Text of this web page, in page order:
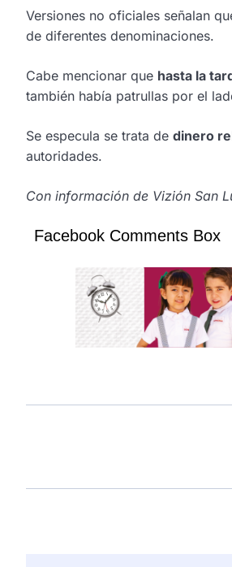
Versiones no oficiales señalan
de diferentes denominaciones.
Cabe mencionar que hasta la
también había patrullas por el
Se especula se trata de dinero
autoridades.
Con información de Vizión San
Facebook Comments Box